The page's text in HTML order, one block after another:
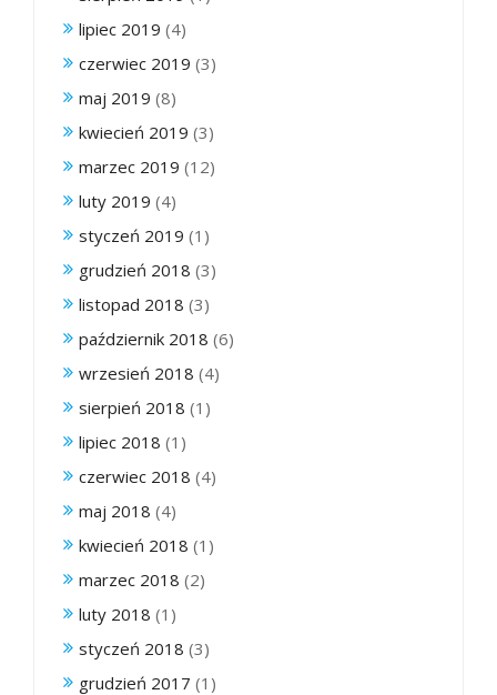
lipiec 2019 (4)
czerwiec 2019 (3)
maj 2019 (8)
kwiecień 2019 (3)
marzec 2019 (12)
luty 2019 (4)
styczeń 2019 (1)
grudzień 2018 (3)
listopad 2018 (3)
październik 2018 (6)
wrzesień 2018 (4)
sierpień 2018 (1)
lipiec 2018 (1)
czerwiec 2018 (4)
maj 2018 (4)
kwiecień 2018 (1)
marzec 2018 (2)
luty 2018 (1)
styczeń 2018 (3)
grudzień 2017 (1)